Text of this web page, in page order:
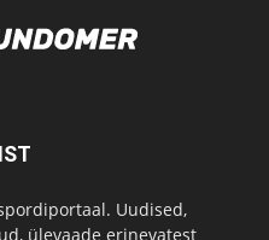
Uudised,
ülevaade erinevatest